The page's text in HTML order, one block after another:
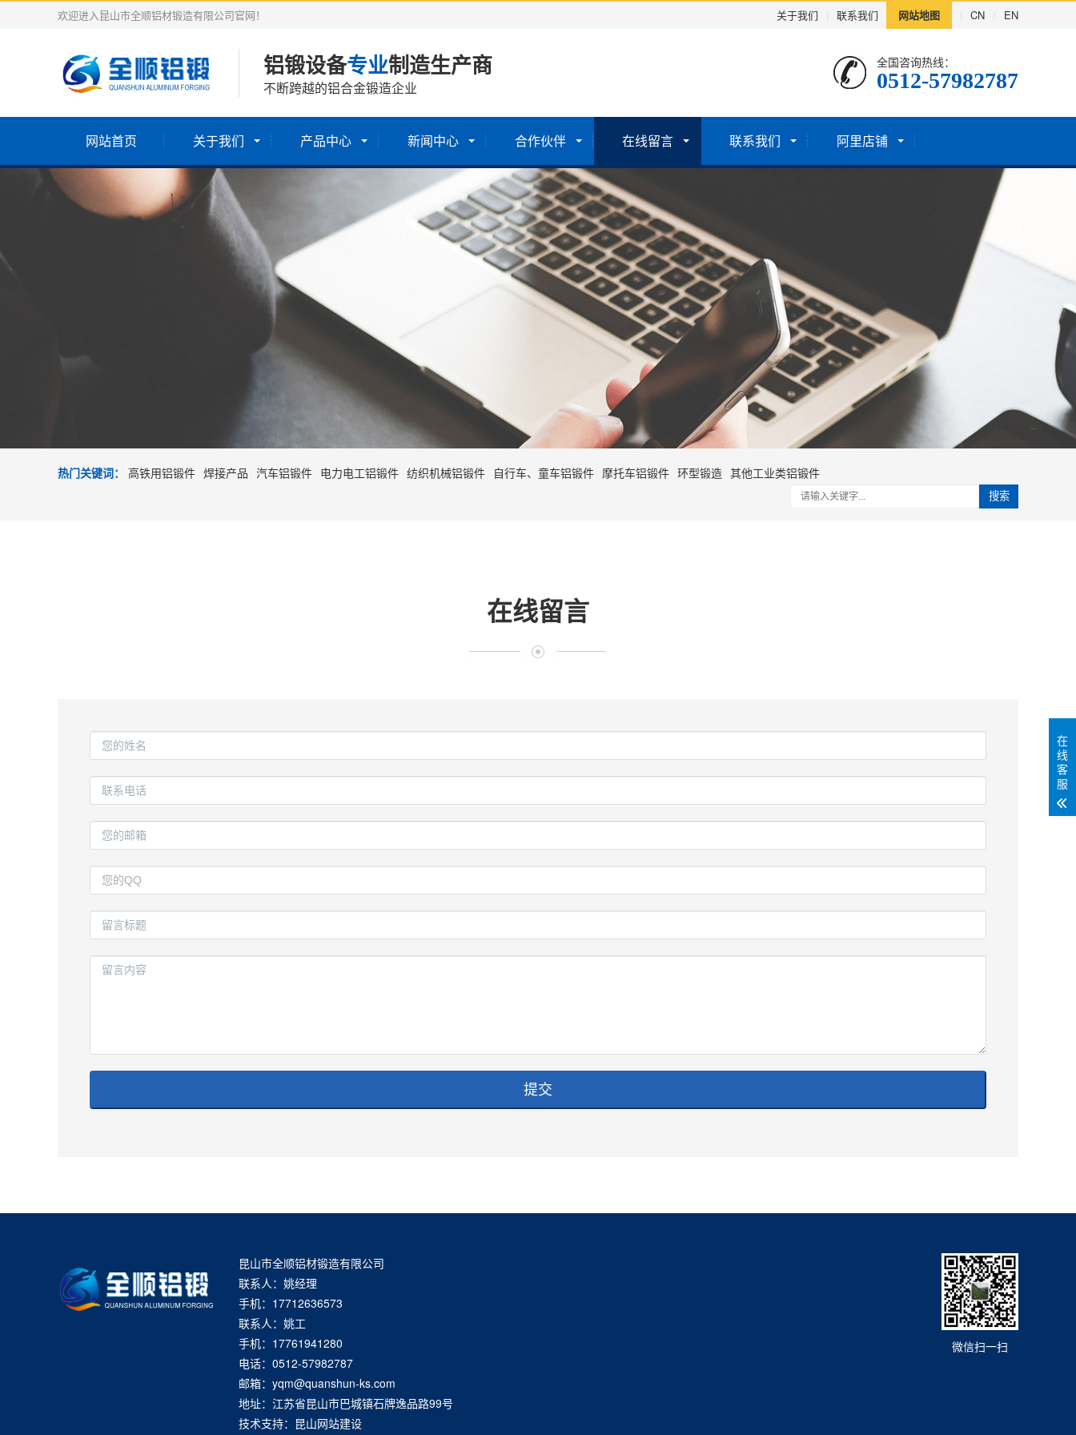
关于我们 联系我们 网站地图 CN EN
欢迎进入昆山市全顺铝材锻造有限公司官网！
铝锻设备专业制造生产商
不断跨越的铝合金锻造企业
全国咨询热线：
0512-57982787
网站首页 关于我们 产品中心 新闻中心 合作伙伴 在线留言 联系我们 阿里店铺
热门关键词： 高铁用铝锻件 焊接产品 汽车铝锻件 电力电工铝锻件 纺织机械铝锻件 自行车、童车铝锻件 摩托车铝锻件 环型锻造 其他工业类铝锻件
搜索
在线留言
微信扫一扫
昆山市全顺铝材锻造有限公司
联系人：姚经理
手机：17712636573
联系人：姚工
手机：17761941280
电话：0512-57982787
邮箱：yqm@quanshun-ks.com
地址：江苏省昆山市巴城镇石牌逸品路99号
技术支持： 昆山网站建设
在
线
客
服